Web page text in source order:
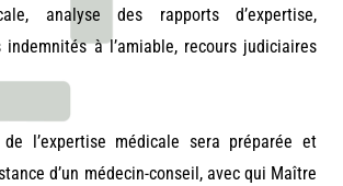
analyse des rapports d’expertise,
indemnités à l’amiable, recours judiciaires
de l’expertise médicale sera préparée et
d’un médecin-conseil, avec qui Maître